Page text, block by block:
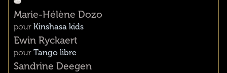
Marie-Hélène Dozo
pour Kinshasa kids
Ewin Ryckaert
pour Tango libre
Sandrine Deegen